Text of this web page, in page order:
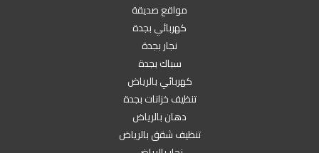
مواقع صديقة
كهربائي بجدة
نجار بجدة
سباك بجدة
كهربائي بالرياض
تنظيف خزانات بجدة
دهان بالرياض
تنظيف شقق بالرياض